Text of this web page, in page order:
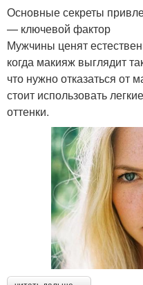
Основные секреты
— ключевой фактор
Мужчины ценят
когда макияж выглядит
что нужно отказаться от
стоит использовать
оттенки.